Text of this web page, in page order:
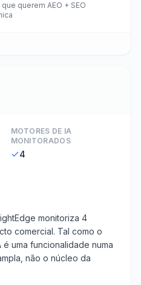
querem AEO + SEO
MOTORES DE IA
MONITORADOS
4
monitoriza 4
comercial. Tal como o
uma funcionalidade numa
não o núcleo da